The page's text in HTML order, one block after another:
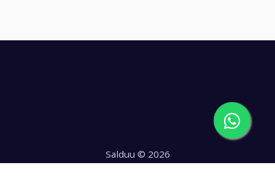
Salduu © 2026